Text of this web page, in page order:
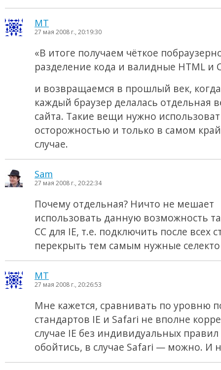
MT
27 мая 2008 г., 20:19:30
«В итоге получаем чёткое
разделение кода и валидные HTML и
и возвращаемся в прошлый век,
каждый браузер делалась отдельная
сайта. Такие вещи нужно
осторожностью и только в самом
случае.
Sam
27 мая 2008 г., 20:22:34
Почему отдельная? Ничто не мешает
использовать данную возможность
CC для IE, т.е. подключить после всех
перекрыть тем самым нужные
MT
27 мая 2008 г., 20:26:53
Мне кажется, сравнивать по уровню
стандартов IE и Safari не вполне
случае IE без индивидуальных
обойтись, в случае Safari — можно. И